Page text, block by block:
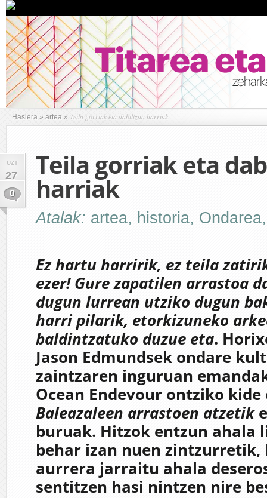
Hasiera » artea » Teila gorriak eta dabiltzan harriak
UZT
27
0
Teila gorriak eta
harriak
Atalak: artea, historia, Ondarea
Ez hartu harririk, ez teila
ezer! Gure zapatilen arrastoa
dugun lurrean utziko dugun
harri pilarik, etorkizuneko
baldintzatuko duzue eta.
Jason Edmundsek ondare
zaintzaren inguruan
Ocean Endevour ontziko
Baleazaleen arrastoen atzetik
buruak. Hitzok entzun ahala
behar izan nuen
aurrera jarraitu ahala
sentitzen hasi nintzen nire